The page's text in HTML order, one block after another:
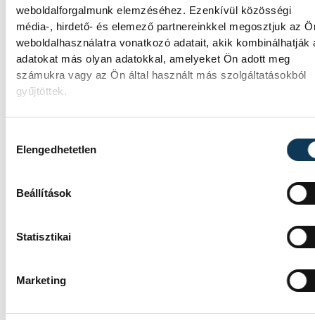
weboldalforgalmunk elemzéséhez. Ezenkívül közösségi
média-, hirdető- és elemező partnereinkkel megosztjuk az
weboldalhasználatra vonatkozó adatait, akik kombinálhatják
adatokat más olyan adatokkal, amelyeket Ön adott meg
számukra vagy az Ön által használt más szolgáltatásokból
gyűjtöttek.
Elengedhetetlen
Beállítások
Statisztikai
Marketing
TOVÁBBI CIKKEK
BALATON
A Balatoni Kör idén tizenkettedik
hirdette meg az év strandétele versenyt,
amelyre minden eddiginél több, 22
hely nyert...
KÖZÉLET